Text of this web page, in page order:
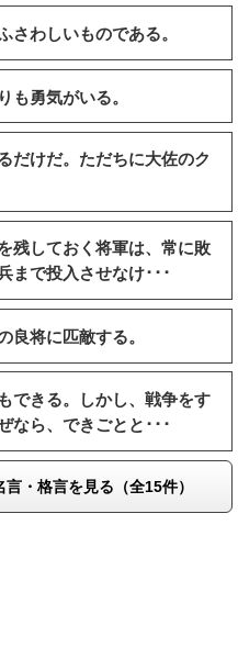
さわしいものである。
も勇気がいる。
だけだ。ただちに大佐のク
残しておく将軍は、常に敗
まで投入させなけ･･･
良将に匹敵する。
できる。しかし、戦争をす
なら、できごとと･･･
・格言を見る（全15件）